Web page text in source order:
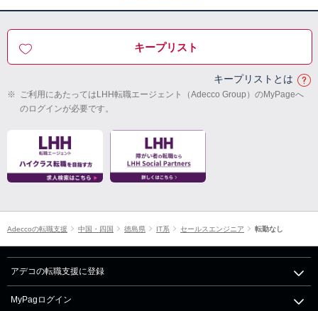
キープリスト
キープリストとは
※ ご利用にあたってはLHH転職エージェント（Adecco Group）のMyPageへ
のログインが必要です。
Adeccoの転職支援 中国・四国 徳島県 IT系 セールスエンジニア 転勤なし
アデコの転職支援に登録
MyPagログイン